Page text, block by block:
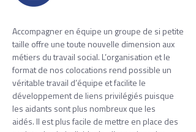
Accompagner en équipe un groupe de si petite
taille offre une toute nouvelle dimension aux
métiers du travail social. L’organisation et le
format de nos colocations rend possible un
véritable travail d’équipe et facilite le
développement de liens privilégiés puisque
les aidants sont plus nombreux que les
aidés. Il est plus facile de mettre en place des